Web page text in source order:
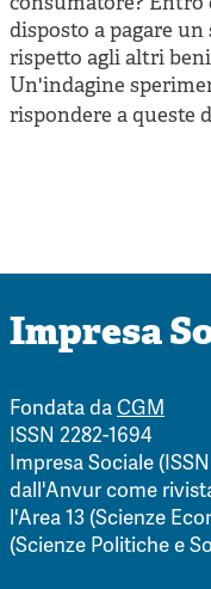
disposto a pagare un
rispetto agli altri
Un'indagine
rispondere a queste
Impresa
Fondata daCGM
ISSN 2282-1694
Impresa Sociale
dall'Anvur come
l'Area 13 (Scienze
(Scienze Politiche e